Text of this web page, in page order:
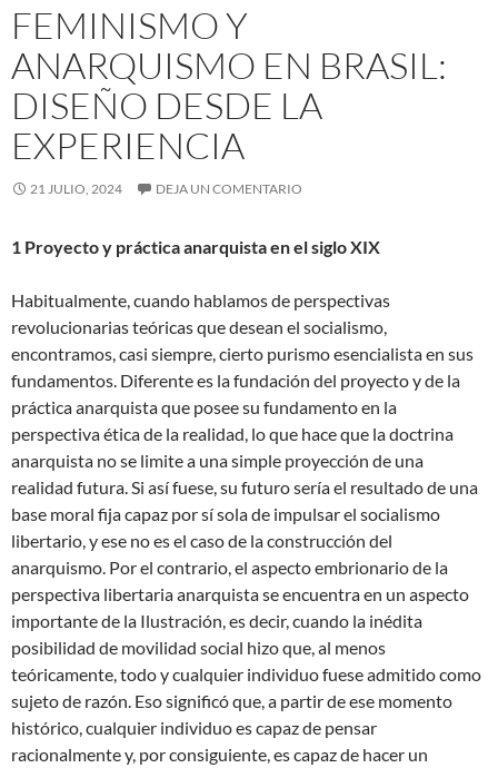
FEMINISMO Y
ANARQUISMO EN BRASIL:
DISEÑO DESDE LA
EXPERIENCIA
21 JULIO, 2024 DEJA UN COMENTARIO
1 Proyecto y práctica anarquista en el siglo XIX
Habitualmente, cuando hablamos de perspectivas
revolucionarias teóricas que desean el socialismo,
encontramos, casi siempre, cierto purismo esencialista en sus
fundamentos. Diferente es la fundación del proyecto y de la
práctica anarquista que posee su fundamento en la
perspectiva ética de la realidad, lo que hace que la doctrina
anarquista no se limite a una simple proyección de una
realidad futura. Si así fuese, su futuro sería el resultado de una
base moral fija capaz por sí sola de impulsar el socialismo
libertario, y ese no es el caso de la construcción del
anarquismo. Por el contrario, el aspecto embrionario de la
perspectiva libertaria anarquista se encuentra en un aspecto
importante de la Ilustración, es decir, cuando la inédita
posibilidad de movilidad social hizo que, al menos
teóricamente, todo y cualquier individuo fuese admitido como
sujeto de razón. Eso significó que, a partir de ese momento
histórico, cualquier individuo es capaz de pensar
racionalmente y, por consiguiente, es capaz de hacer un